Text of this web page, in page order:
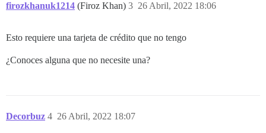
firozkhanuk1214 (Firoz Khan) 26 Abril, 2022 18:06
3
Esto requiere una tarjeta de crédito que no tengo
¿Conoces alguna que no necesite una?
Decorbuz 26 Abril, 2022 18:07
4